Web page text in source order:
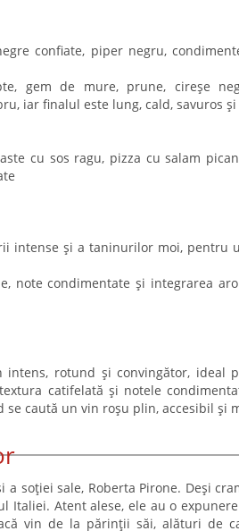
confiate, piper negru,
gem de mure, prune, cireșe
iar finalul este lung, cald, savuros
cu sos ragu, pizza cu salam
intense și a taninurilor moi, pentru
note condimentate și integrarea
rotund și convingător, ideal
catifelată și notele
caută un vin roșu plin, accesibil și
soției sale, Roberta Pirone. Deși
Atent alese, ele au o
vin de la părinții săi, alături de